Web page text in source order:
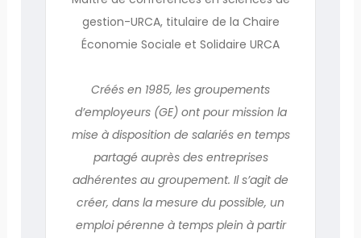
gestion-URCA, titulaire de la Chaire
Économie Sociale et Solidaire URCA
Créés en 1985, les groupements
d’employeurs (GE) ont pour mission la
mise à disposition de salariés en temps
partagé auprès des entreprises
adhérentes au groupement. Il s’agit de
créer, dans la mesure du possible, un
emploi pérenne à temps plein à partir